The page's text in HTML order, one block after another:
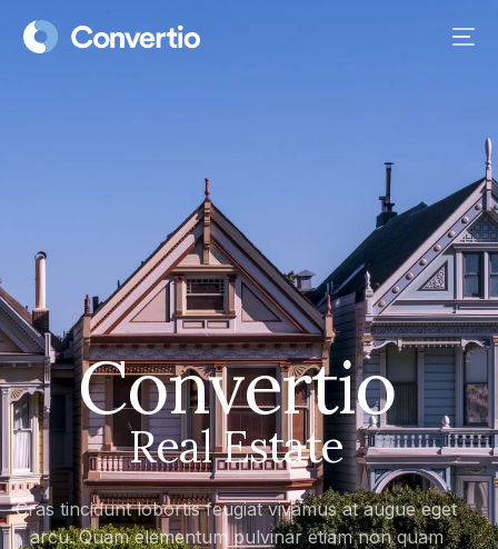
Convertio
Real Estate
Cras tincidunt lobortis feugiat vivamus at augue eget
arcu. Quam elementum pulvinar etiam non quam